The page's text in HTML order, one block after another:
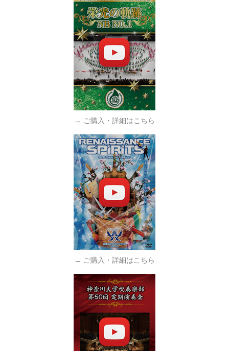
→ ご購入・詳細はこちら
→ ご購入・詳細はこちら